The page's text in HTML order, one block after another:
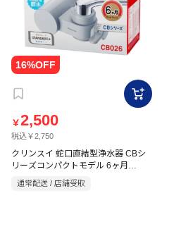
￥2,500
税込￥2,750
クリンスイ 蛇口直結型浄水器 CBシ
リーズコンパクトモデル 6ヶ月
CB026-GY グレー
通常配送 / 店舗受取